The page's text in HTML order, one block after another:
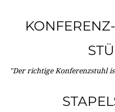
"Der richtige Konferenzstuhl